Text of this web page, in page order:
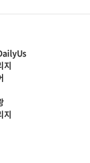
지
지